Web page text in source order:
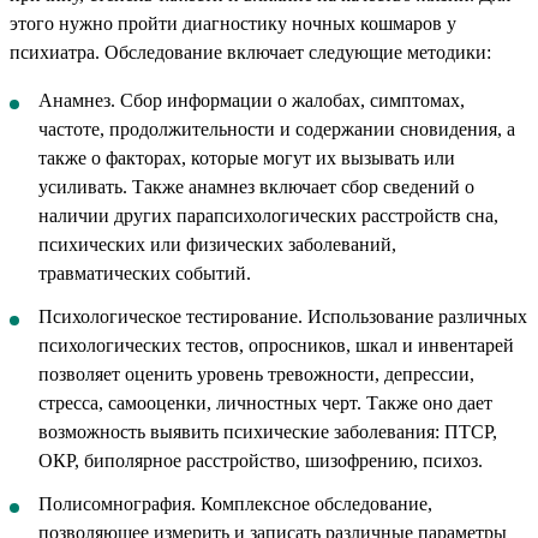
этого нужно пройти диагностику ночных кошмаров у
психиатра. Обследование включает следующие методики:
Анамнез. Сбор информации о жалобах, симптомах,
частоте, продолжительности и содержании сновидения, а
также о факторах, которые могут их вызывать или
усиливать. Также анамнез включает сбор сведений о
наличии других парапсихологических расстройств сна,
психических или физических заболеваний,
травматических событий.
Психологическое тестирование. Использование различных
психологических тестов, опросников, шкал и инвентарей
позволяет оценить уровень тревожности, депрессии,
стресса, самооценки, личностных черт. Также оно дает
возможность выявить психические заболевания: ПТСР,
ОКР, биполярное расстройство, шизофрению, психоз.
Полисомнография. Комплексное обследование,
позволяющее измерить и записать различные параметры